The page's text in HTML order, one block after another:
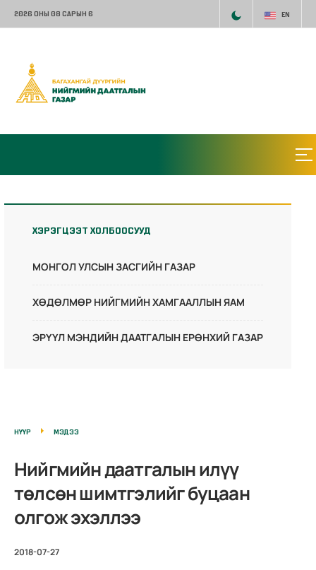
2026 ОНЫ 08 САРЫН 6 EN
ХЭРЭГЦЭЭТ ХОЛБООСУУД
МОНГОЛ УЛСЫН ЗАСГИЙН ГАЗАР
ХӨДӨЛМӨР НИЙГМИЙН ХАМГААЛЛЫН ЯАМ
ЭРҮҮЛ МЭНДИЙН ДААТГАЛЫН ЕРӨНХИЙ ГАЗАР
НҮҮР МЭДЭЭ
Нийгмийн даатгалын илүү
төлсөн шимтгэлийг буцаан
олгож эхэллээ
2018-07-27